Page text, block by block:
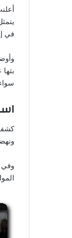
في
ونهضة بركان.
وفي